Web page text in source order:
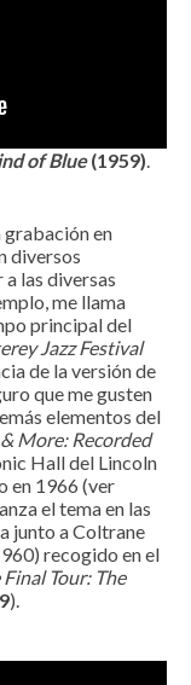
of Blue(1959)
grabación en
diversos
las diversas
me llama
principal del
Jazz Festival
de la versión de
que me gusten
elementos del
More: Recorded
Hall del Lincoln
en 1966 (ver
el tema en las
junto a Coltrane
recogido en el
Tour: The
).